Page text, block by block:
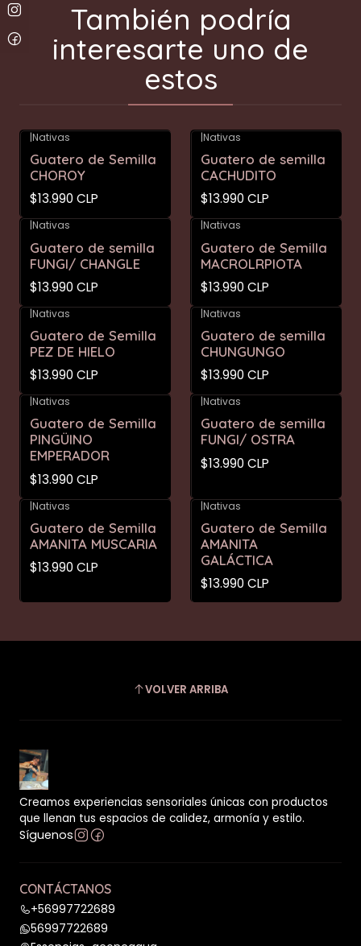
También podría
interesarte uno de
estos
|Nativas
Guatero de Semilla
CHOROY
$13.990 CLP
|Nativas
Guatero de semilla
CACHUDITO
$13.990 CLP
|Nativas
Guatero de semilla
FUNGI/ CHANGLE
$13.990 CLP
|Nativas
Guatero de Semilla
MACROLRPIOTA
$13.990 CLP
|Nativas
Guatero de Semilla
PEZ DE HIELO
$13.990 CLP
|Nativas
Guatero de semilla
CHUNGUNGO
$13.990 CLP
|Nativas
Guatero de Semilla
PINGÜINO
EMPERADOR
$13.990 CLP
|Nativas
Guatero de semilla
FUNGI/ OSTRA
$13.990 CLP
|Nativas
Guatero de Semilla
AMANITA MUSCARIA
$13.990 CLP
|Nativas
Guatero de Semilla
AMANITA
GALÁCTICA
$13.990 CLP
VOLVER ARRIBA
Creamos experiencias sensoriales únicas con productos
que llenan tus espacios de calidez, armonía y estilo.
Síguenos
CONTÁCTANOS
+56997722689
56997722689